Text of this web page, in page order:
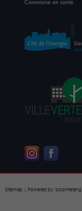
Sitemap | Powered by/boomerang